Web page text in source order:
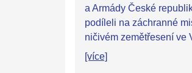
a Armády České
podíleli na záchranné
ničivém zemětřesení ve
[více]